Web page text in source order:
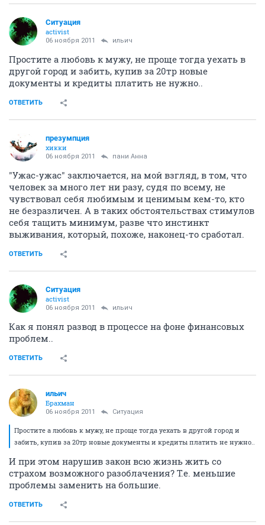
Ситуация
activist
06 ноября 2011 ильич
Простите а любовь к мужу, не проще тогда уехать в
другой город и забить, купив за 20тр новые
документы и кредиты платить не нужно..
ОТВЕТИТЬ
презумпция
хикки
06 ноября 2011 пани Анна
"Ужас-ужас" заключается, на мой взгляд, в том, что
человек за много лет ни разу, судя по всему, не
чувствовал себя любимым и ценимым кем-то, кто
не безразличен. А в таких обстоятельствах стимулов
себя тащить минимум, разве что инстинкт
выживания, который, похоже, наконец-то сработал.
ОТВЕТИТЬ
Ситуация
activist
06 ноября 2011 ильич
Как я понял развод в процессе на фоне финансовых
проблем..
ОТВЕТИТЬ
ильич
Брахман
06 ноября 2011 Ситуация
Простите а любовь к мужу, не проще тогда уехать в другой город и
забить, купив за 20тр новые документы и кредиты платить не нужно..
И при этом нарушив закон всю жизнь жить со
страхом возможного разоблачения? Т.е. меньшие
проблемы заменить на большие.
ОТВЕТИТЬ